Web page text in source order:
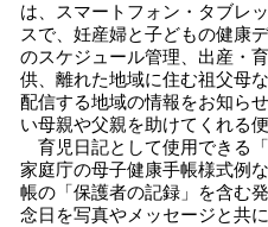
は、スマートフォン・タブレ
スで、妊産婦と子どもの健康
のスケジュール管理、出産・
供、離れた地域に住む祖父母
配信する地域の情報をお知ら
い母親や父親を助けてくれる
育児日記として使用できる
家庭庁の母子健康手帳様式例
帳の「保護者の記録」を含む
念日を写真やメッセージと共